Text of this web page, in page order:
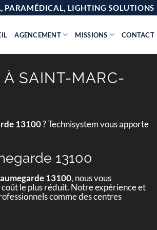
PARAMÉDICAL, LIGHTING SOLUTIONS
AGENCEMENT MISSIONS CONTACT
À SAINT-MARC-
13100? Technisystem vous apporte
13100
13100, nous vous
le plus réduit. Notre expérience et
comme des centres